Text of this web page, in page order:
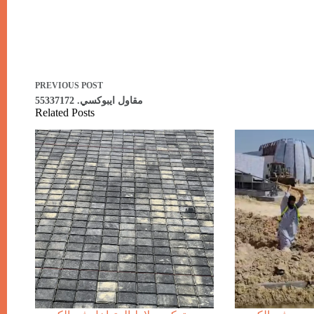
PREVIOUS POST
مقاول ايبوكسي. 55337172
Related Posts